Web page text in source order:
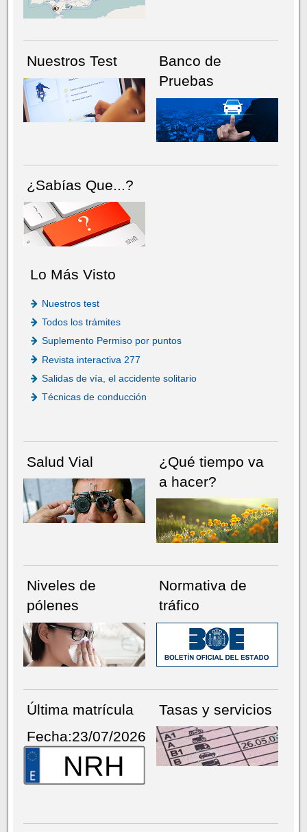
Nuestros Test
Banco de
Pruebas
¿Sabías Que...?
Lo Más Visto
Nuestros test
Todos los trámites
Suplemento Permiso por puntos
Revista interactiva 277
Salidas de vía, el accidente solitario
Técnicas de conducción
Salud Vial
¿Qué tiempo va
a hacer?
Niveles de
pólenes
Normativa de
tráfico
Última matrícula
Fecha:23/07/2026
NRH
Tasas y servicios